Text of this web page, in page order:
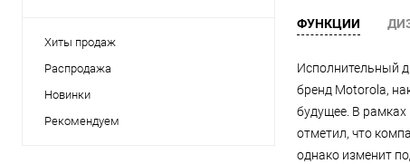
Хиты продаж
Распродажа
Новинки
Рекомендуем
ФУНКЦИИ
Исполнительный
бренд Motorola,
будущее. В рамках
отметил, что
однако изменит